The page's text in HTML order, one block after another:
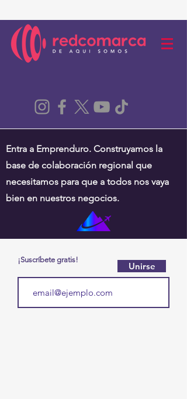
Entra a Emprenduro. Construyamos la
base de colaboración regional que
necesitamos para que a todos nos vaya
bien en nuestros negocios.
¡Suscríbete gratis!
Unirse